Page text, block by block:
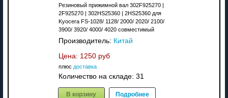
Резиновый прижимной вал 302F925270 |
2F925270 | 302HS25360 | 2HS25360 для
Kyocera FS-1028/ 1128/ 2000/ 2020/ 2100/
3900/ 3920/ 4000/ 4020 совместимый
Производитель: Китай
Цена: 1250 руб
плюс доставка
Количество на складе: 31
В корзину Подробнее